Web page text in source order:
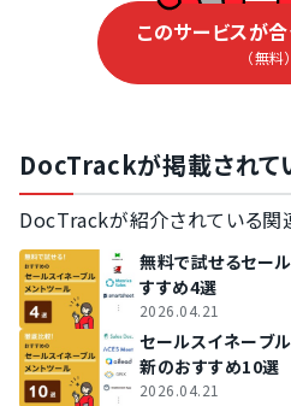
アンケート作成機能
メールテンプレート機能
その他機能
定型タスクの自動実行機能
このサービスが
（無料）
DocTrackが掲載されて
DocTrackが紹介されている関
無料で試せるセー
すすめ4選
2026.04.21
セールスイネーブ
新のおすすめ10選
2026.04.21